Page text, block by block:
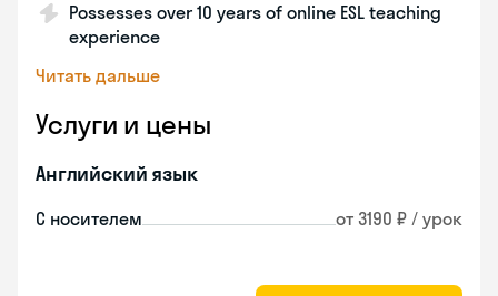
Possesses over 10 years of online ESL teaching
experience
Читать дальше
Услуги и цены
Английский язык
С носителем от 3190 ₽ / урок